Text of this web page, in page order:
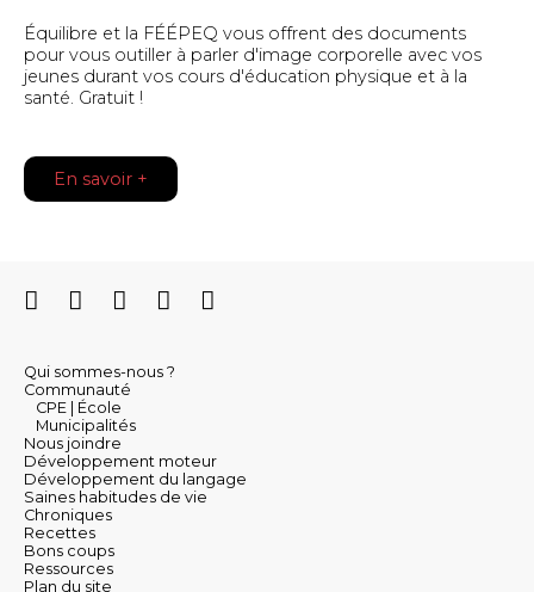
Équilibre et la FÉÉPEQ vous offrent des documents
pour vous outiller à parler d'image corporelle avec vos
jeunes durant vos cours d'éducation physique et à la
santé. Gratuit !
En savoir +
Qui sommes-nous ?
Communauté
CPE | École
Municipalités
Nous joindre
Développement moteur
Développement du langage
Saines habitudes de vie
Chroniques
Recettes
Bons coups
Ressources
Plan du site